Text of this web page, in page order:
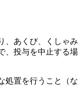
あくび、くしゃ
投与を中止する
置を行うこと（